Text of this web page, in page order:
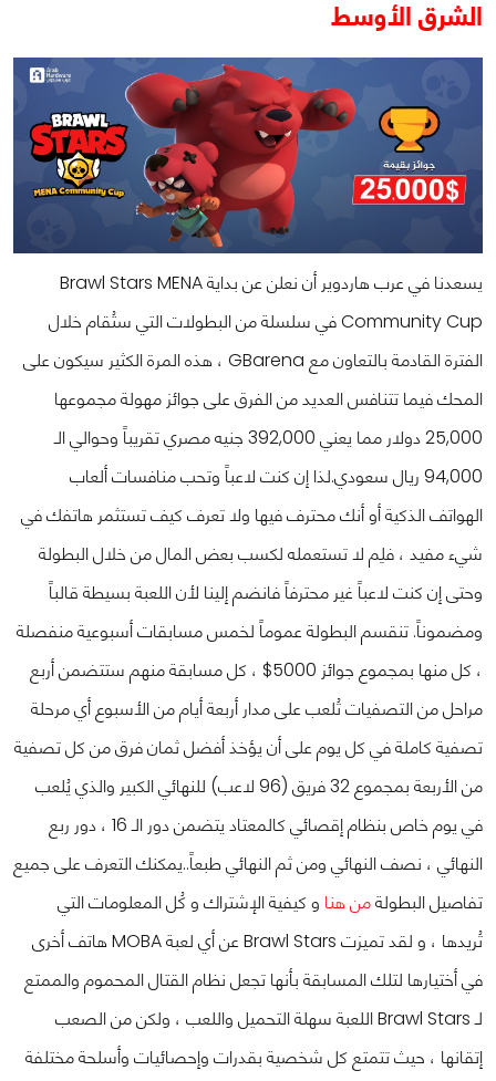
الشرق الأوسط
يسعدنا في عرب هاردوير أن نعلن عن بداية Brawl Stars MENA
Community Cup في سلسلة من البطولات التي ستُقام خلال
الفترة القادمة بالتعاون مع GBarena ، هذه المرة الكثير سيكون على
المحك فيما تتنافس العديد من الفرق على جوائز مهولة مجموعها
25,000 دولار مما يعني 392,000 جنيه مصري تقريباً وحوالي الـ
94,000 ريال سعودي.
لذا إن كنت لاعباً وتحب منافسات ألعاب
الهواتف الذكية أو أنك محترف فيها ولا تعرف كيف تستثمر هاتفك في
شيء مفيد ، فلِم لا تستعمله لكسب بعض المال من خلال البطولة
وحتى إن كنت لاعباً غير محترفاً فانضم إلينا لأن اللعبة بسيطة قالباً
ومضموناً. تنقسم البطولة عموماً لخمس مسابقات أسبوعية منفصلة
، كل منها بمجموع جوائز 5000$ ، كل مسابقة منهم ستتضمن أربع
مراحل من التصفيات تُلعب على مدار أربعة أيام من الأسبوع أي مرحلة
تصفية كاملة في كل يوم على أن يؤخذ أفضل ثمان فرق من كل تصفية
من الأربعة بمجموع 32 فريق (96 لاعب) للنهائي الكبير والذي يُلعب
في يوم خاص بنظام إقصائي كالمعتاد يتضمن دور الـ 16 ، دور ربع
النهائي ، نصف النهائي ومن ثم النهائي طبعاً..يمكنك التعرف على جميع
تفاصيل البطولةمن هنا و كيفية الإشتراك و كُل المعلومات التي
تُريدها ، و لقد تميزت Brawl Stars عن أي لعبة MOBA هاتف أخرى
في أختيارها لتلك المسابقة بأنها تجعل نظام القتال المحموم والممتع
لـ Brawl Stars اللعبة سهلة التحميل واللعب ، ولكن من الصعب
إتقانها ، حيث تتمتع كل شخصية بقدرات وإحصائيات وأسلحة مختلفة